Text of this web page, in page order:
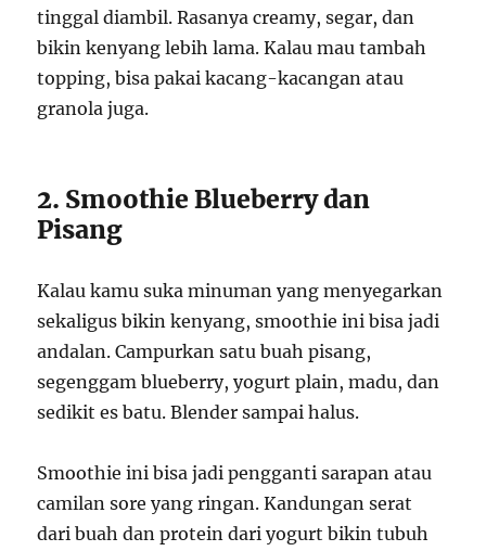
tinggal diambil. Rasanya creamy, segar, dan
bikin kenyang lebih lama. Kalau mau tambah
topping, bisa pakai kacang-kacangan atau
granola juga.
2. Smoothie Blueberry dan
Pisang
Kalau kamu suka minuman yang menyegarkan
sekaligus bikin kenyang, smoothie ini bisa jadi
andalan. Campurkan satu buah pisang,
segenggam blueberry, yogurt plain, madu, dan
sedikit es batu. Blender sampai halus.
Smoothie ini bisa jadi pengganti sarapan atau
camilan sore yang ringan. Kandungan serat
dari buah dan protein dari yogurt bikin tubuh